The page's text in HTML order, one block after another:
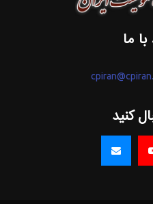
با ما
کنید